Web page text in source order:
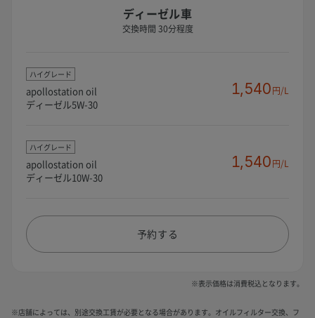
ディーゼル車
交換時間 30分程度
ハイグレード
apollostation oil
ディーゼル5W-30
1,540円/L
ハイグレード
apollostation oil
ディーゼル10W-30
1,540円/L
予約する
※表示価格は消費税込となります。
※店舗によっては、別途交換工賃が必要となる場合があります。オイルフィルター交換、フ